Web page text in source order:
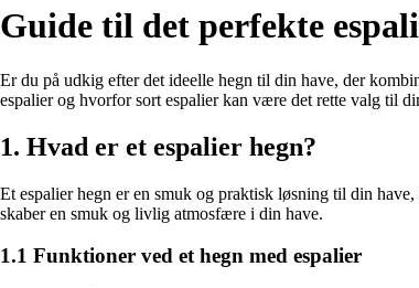
Guide til det perfekte
Er du på udkig efter det ideelle hegn til din have, der
espalier og hvorfor sort espalier kan være det rette valg til
1. Hvad er et espalier hegn?
Et espalier hegn er en smuk og praktisk løsning til din
skaber en smuk og livlig atmosfære i din have.
1.1 Funktioner ved et hegn med espalier